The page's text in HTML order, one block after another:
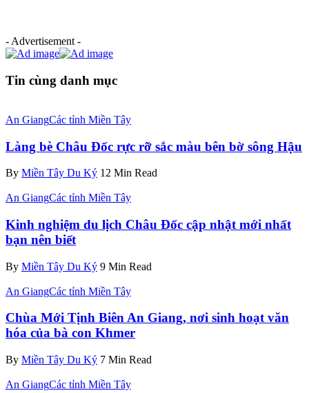
- Advertisement -
Tin cùng danh mục
An GiangCác tỉnh Miền Tây
Làng bè Châu Đốc rực rỡ sắc màu bên bờ sông Hậu
By Miền Tây Du Ký 12 Min Read
An GiangCác tỉnh Miền Tây
Kinh nghiệm du lịch Châu Đốc cập nhật mới nhất
bạn nên biết
By Miền Tây Du Ký 9 Min Read
An GiangCác tỉnh Miền Tây
Chùa Mới Tịnh Biên An Giang, nơi sinh hoạt văn
hóa của bà con Khmer
By Miền Tây Du Ký 7 Min Read
An GiangCác tỉnh Miền Tây